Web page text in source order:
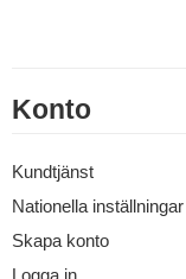
Konto
Kundtjänst
Nationella inställningar
Skapa konto
Logga in